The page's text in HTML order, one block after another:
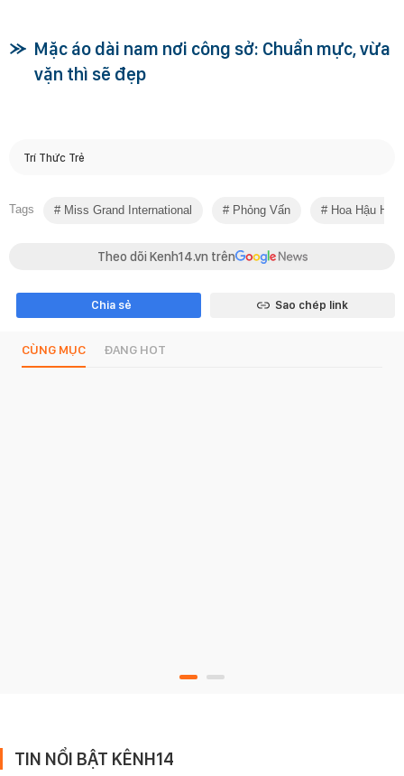
Mặc áo dài nam nơi công sở: Chuẩn mực, vừa
vặn thì sẽ đẹp
Trí Thức Trẻ
Tags Miss Grand International Phỏng Vấn Hoa Hậu Hoà
Theo dõi Kenh14.vn trên
Chia sẻ Sao chép link
CÙNG MỤC ĐANG HOT
TIN NỔI BẬT KÊNH14